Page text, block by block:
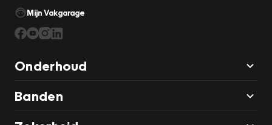
Mijn Vakgarage
Onderhoud
Banden